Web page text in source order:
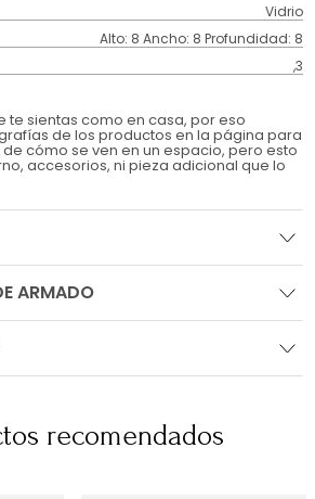
Vidrio
Alto: 8 Ancho: 8 Profundidad: 8
,3
te sientas como en casa, por eso
de los productos en la página para
cómo se ven en un espacio, pero esto
accesorios, ni pieza adicional que lo
ARMADO
recomendados